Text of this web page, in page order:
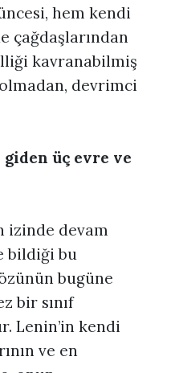
hem kendi
çağdaşlarından
kavranabilmiş
devrimci
giden üç evre ve
izinde devam
bildiği bu
bugüne
bir sınıf
Lenin’in kendi
ve en